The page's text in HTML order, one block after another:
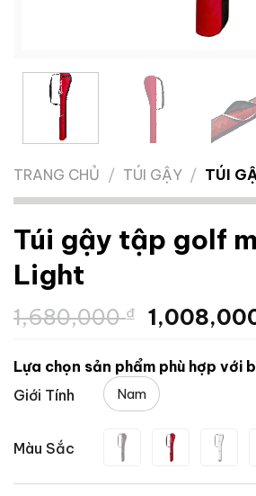
TRANG CHỦ / TÚI GẬY / TÚI
Túi gậy tập golf
Light
1,680,000₫
Giá
là:
1,680,000
Lựa chọn sản phẩm phù hợp với
Giới Tính
Nam
Màu Sắc